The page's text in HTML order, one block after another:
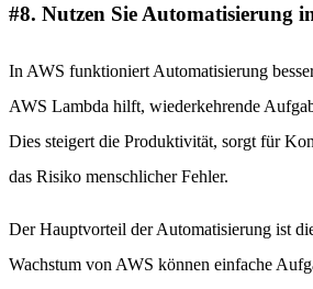
#8. Nutzen Sie Automatisierung
In AWS funktioniert Automatisierung
AWS Lambda hilft, wiederkehrende
Dies steigert die Produktivität, sorgt für
das Risiko menschlicher Fehler.
Der Hauptvorteil der Automatisierung ist
Wachstum von AWS können einfache